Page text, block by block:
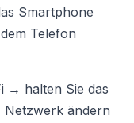
Smartphone
Telefon
→ halten Sie das
ändern